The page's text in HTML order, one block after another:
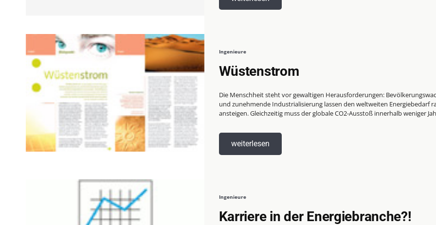
Ingenieure
Wüstenstrom
Die Menschheit steht vor gewaltigen Herausforderungen:
und zunehmende Industrialisierung lassen den weltweiten Energiebedarf
ansteigen. Gleichzeitig muss der globale CO2-Ausstoß innerhalb weniger
weiterlesen
Ingenieure
Karriere in der Energiebranche?!